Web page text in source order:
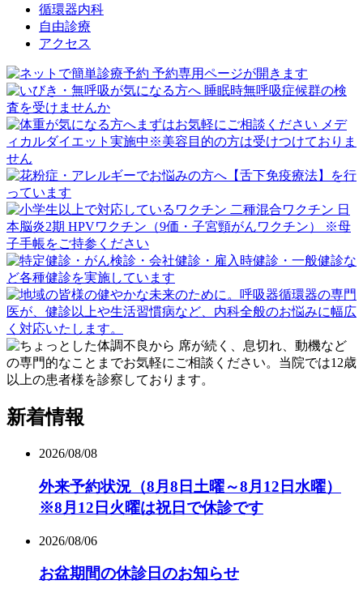
循環器内科
自由診療
アクセス
新着情報
2026/08/08
外来予約状況（8月8日土曜～8月12日水曜）
※8月12日火曜は祝日で休診です
2026/08/06
お盆期間の休診日のお知らせ